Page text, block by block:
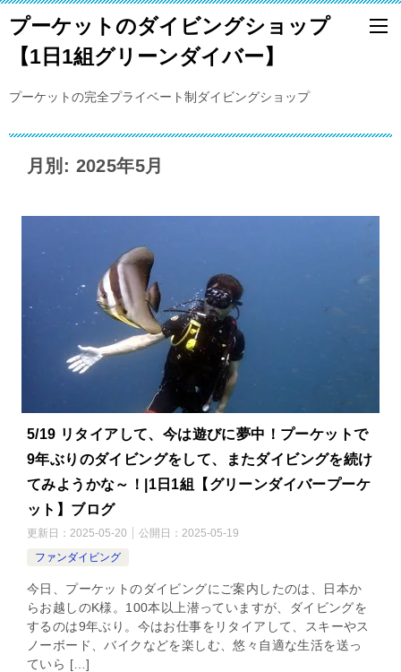
プーケットのダイビングショップ
【1日1組グリーンダイバー】
プーケットの完全プライベート制ダイビングショップ
月別: 2025年5月
5/19 リタイアして、今は遊びに夢中！プーケットで
9年ぶりのダイビングをして、またダイビングを続け
てみようかな～！|1日1組【グリーンダイバープーケ
ット】ブログ
更新日： 2025-05-20 公開日： 2025-05-19
ファンダイビング
今日、プーケットのダイビングにご案内したのは、日本か
らお越しのK様。100本以上潜っていますが、ダイビングを
するのは9年ぶり。今はお仕事をリタイアして、スキーやス
ノーボード、バイクなどを楽しむ、悠々自適な生活を送っ
ていら […]